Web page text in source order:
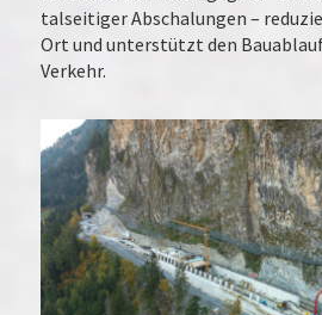
talseitiger Abschalungen –
Ort und unterstützt den
Verkehr.